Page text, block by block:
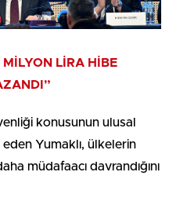
LİRA HİBE
konusunun ulusal
eden Yumaklı, ülkelerin
müdafaacı davrandığını